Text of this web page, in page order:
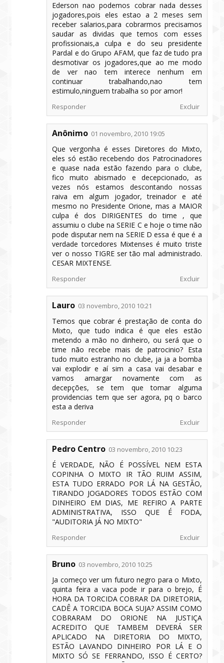
Ederson nao podemos cobrar nada desses
jogadores,pois eles estao a 2 meses sem
receber salarios,para cobrarmos precisamos
saudar as dividas que temos com esses
profissionais,a culpa e do seu presidente
Pardal e do Grupo AFAM, que faz de tudo pra
desmotivar os jogadores,que ao me modo
de ver nao tem interece nenhum em
continuar trabalhando,nao tem
estimulo,ninguem trabalha so por amor!
Responder Excluir
Anônimo 01 novembro, 2010 19:05
Que vergonha é esses Diretores do Mixto,
eles só estão recebendo dos Patrocinadores
e quase nada estão fazendo para o clube,
fico muito abismado e decepcionado, as
vezes nós estamos descontando nossas
raiva em algum jogador, treinador e até
mesmo no Presidente Orione, mas a MAIOR
culpa é dos DIRIGENTES do time , que
assumiu o clube na SERIE C e hoje o time não
pode disputar nem na SERIE D essa é que é a
verdade torcedores Mixtenses é muito triste
ver o nosso TIGRE ser tão mal administrado.
CESAR MIXTENSE.
Responder Excluir
Lauro 03 novembro, 2010 10:21
Temos que cobrar é prestação de conta do
Mixto, que tudo indica é que eles estão
metendo a mão no dinheiro, ou será que o
time não recebe mais de patrocinio? Esta
tudo muito estranho no clube, ja ja a bomba
vai explodir e aí sim a casa vai desabar e
vamos amargar novamente com as
decepções, se tem que tomar alguma
providencias tem que ser agora, pq o barco
esta a deriva
Responder Excluir
Pedro Centro 03 novembro, 2010 10:23
É VERDADE, NÃO É POSSÍVEL NEM ESTA
COPINHA O MIXTO IR TÃO RUIM ASSIM,
ESTA TUDO ERRADO POR LÁ NA GESTÃO,
TIRANDO JOGADORES TODOS ESTÃO COM
DINHEIRO EM DIAS, ME REFIRO A PARTE
ADMINISTRATIVA, ISSO QUE É FODA,
"AUDITORIA JÁ NO MIXTO"
Responder Excluir
Bruno 03 novembro, 2010 10:25
Ja começo ver um futuro negro para o Mixto,
quinta feira a vaca pode ir para o brejo, É
HORA DA TORCIDA COBRAR DA DIRETORIA,
CADÊ A TORCIDA BOCA SUJA? ASSIM COMO
COBRARAM DO ORIONE NA JUSTIÇA
ACREDITO QUE TAMBEM DEVERÁ SER
APLICADO NA DIRETORIA DO MIXTO,
ESTÃO LAVANDO DINHEIRO POR LÁ E O
MIXTO SÓ SE FERRANDO, ISSO É CERTO?